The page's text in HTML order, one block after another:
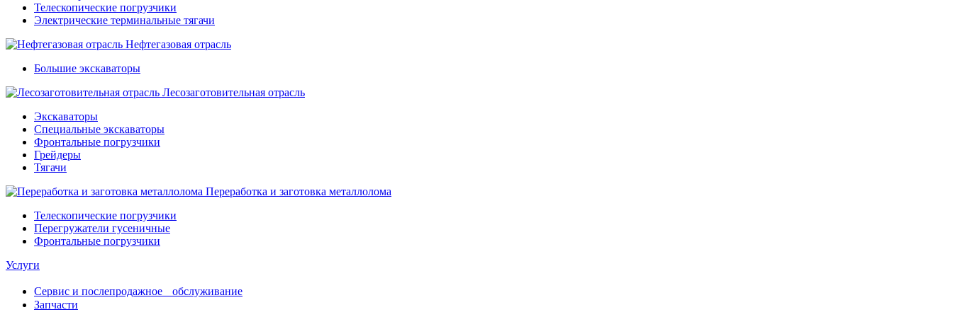
Телескопические погрузчики
Электрические терминальные тягачи
Нефтегазовая отрасль
Большие экскаваторы
Лесозаготовительная отрасль
Экскаваторы
Специальные экскаваторы
Фронтальные погрузчики
Грейдеры
Тягачи
Переработка и заготовка металлолома
Телескопические погрузчики
Перегружатели гусеничные
Фронтальные погрузчики
Услуги
Сервис и послепродажное обслуживание
Запчасти